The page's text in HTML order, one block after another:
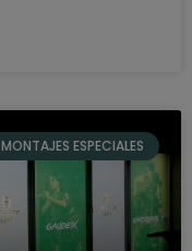
MONTAJES ESPECIALES